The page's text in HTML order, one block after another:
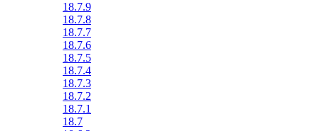
18.7.9
18.7.8
18.7.7
18.7.6
18.7.5
18.7.4
18.7.3
18.7.2
18.7.1
18.7